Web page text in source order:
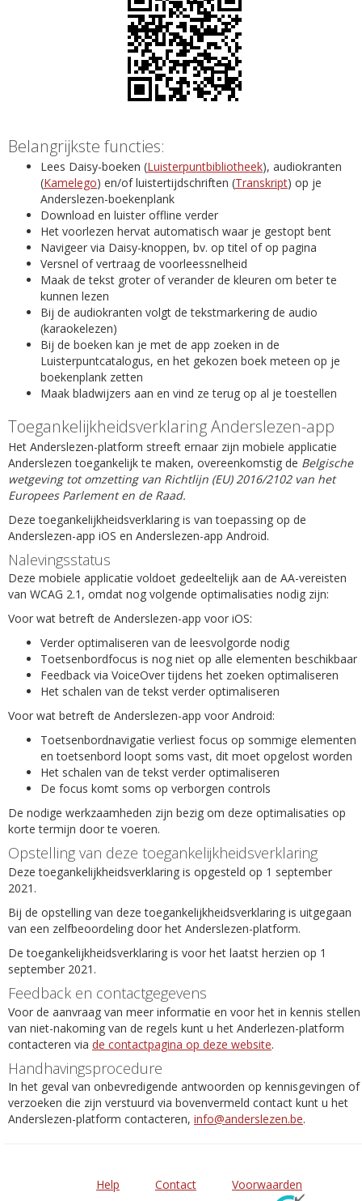
Belangrijkste functies:
Lees Daisy-boeken (Luisterpuntbibliotheek), audiokranten
(Kamelego) en/of luistertijdschriften (Transkript) op je
Anderslezen-boekenplank
Download en luister offline verder
Het voorlezen hervat automatisch waar je gestopt bent
Navigeer via Daisy-knoppen, bv. op titel of op pagina
Versnel of vertraag de voorleessnelheid
Maak de tekst groter of verander de kleuren om beter te
kunnen lezen
Bij de audiokranten volgt de tekstmarkering de audio
(karaokelezen)
Bij de boeken kan je met de app zoeken in de
Luisterpuntcatalogus, en het gekozen boek meteen op je
boekenplank zetten
Maak bladwijzers aan en vind ze terug op al je toestellen
Toegankelijkheidsverklaring Anderslezen-app
Het Anderslezen-platform streeft ernaar zijn mobiele applicatie
Anderslezen toegankelijk te maken, overeenkomstig de Belgische
wetgeving tot omzetting van Richtlijn (EU) 2016/2102 van het
Europees Parlement en de Raad.
Deze toegankelijkheidsverklaring is van toepassing op de
Anderslezen-app iOS en Anderslezen-app Android.
Nalevingsstatus
Deze mobiele applicatie voldoet gedeeltelijk aan de AA-vereisten
van WCAG 2.1, omdat nog volgende optimalisaties nodig zijn:
Voor wat betreft de Anderslezen-app voor iOS:
Verder optimaliseren van de leesvolgorde nodig
Toetsenbordfocus is nog niet op alle elementen beschikbaar
Feedback via VoiceOver tijdens het zoeken optimaliseren
Het schalen van de tekst verder optimaliseren
Voor wat betreft de Anderslezen-app voor Android:
Toetsenbordnavigatie verliest focus op sommige elementen
en toetsenbord loopt soms vast, dit moet opgelost worden
Het schalen van de tekst verder optimaliseren
De focus komt soms op verborgen controls
De nodige werkzaamheden zijn bezig om deze optimalisaties op
korte termijn door te voeren.
Opstelling van deze toegankelijkheidsverklaring
Deze toegankelijkheidsverklaring is opgesteld op 1 september
2021.
Bij de opstelling van deze toegankelijkheidsverklaring is uitgegaan
van een zelfbeoordeling door het Anderslezen-platform.
De toegankelijkheidsverklaring is voor het laatst herzien op 1
september 2021.
Feedback en contactgegevens
Voor de aanvraag van meer informatie en voor het in kennis stellen
van niet-nakoming van de regels kunt u het Anderlezen-platform
contacteren via de contactpagina op deze website.
Handhavingsprocedure
In het geval van onbevredigende antwoorden op kennisgevingen of
verzoeken die zijn verstuurd via bovenvermeld contact kunt u het
Anderslezen-platform contacteren, info@anderslezen.be.
Help Contact
Voorwaarden